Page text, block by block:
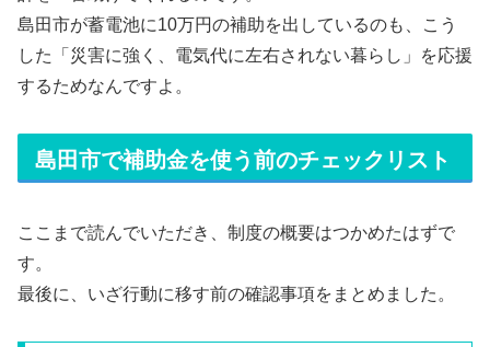
島田市が蓄電池に10万円の補助を出しているのも、こう
した「災害に強く、電気代に左右されない暮らし」を応援
するためなんですよ。
島田市で補助金を使う前のチェックリスト
ここまで読んでいただき、制度の概要はつかめたはずで
す。
最後に、いざ行動に移す前の確認事項をまとめました。